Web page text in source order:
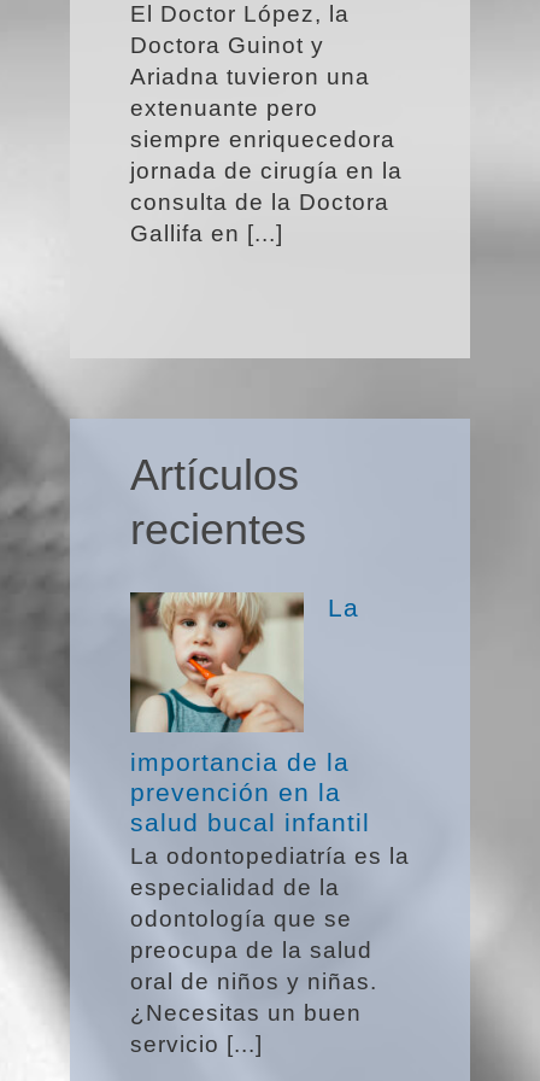
El Doctor López, la
Doctora Guinot y
Ariadna tuvieron una
extenuante pero
siempre enriquecedora
jornada de cirugía en la
consulta de la Doctora
Gallifa en [...]
Artículos
recientes
La
importancia de la
prevención en la
salud bucal infantil
La odontopediatría es la
especialidad de la
odontología que se
preocupa de la salud
oral de niños y niñas.
¿Necesitas un buen
servicio [...]